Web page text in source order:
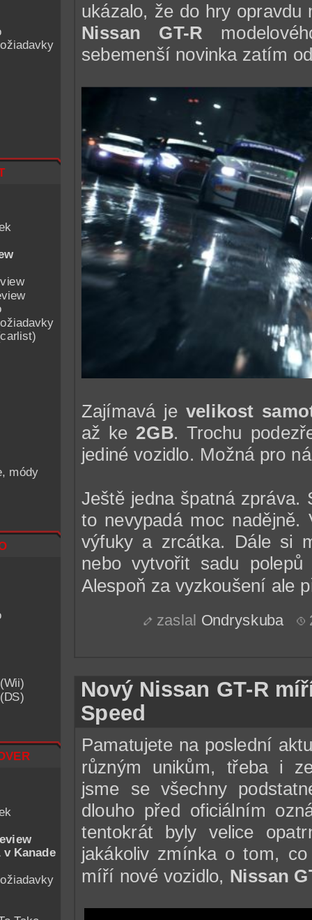
módy
v Kanade
ukázalo, že do hry
Nissan GT-R
sebemenší novinka zatím
Zajímavá je velikost
až ke 2GB. Trochu
jediné vozidlo. Možná pro
Ještě jedna špatná
to nevypadá moc nadějně.
výfuky a zrcátka. Dále si
nebo vytvořit sadu
Alespoň za vyzkoušení ale
zaslal Ondryskuba
Nový Nissan GT-R
Speed
Pamatujete na poslední
různým unikům, třeba i
jsme se všechny
dlouho před oficiálním
tentokrát byly velice
jakákoliv zmínka o tom,
míří nové vozidlo, Nissan